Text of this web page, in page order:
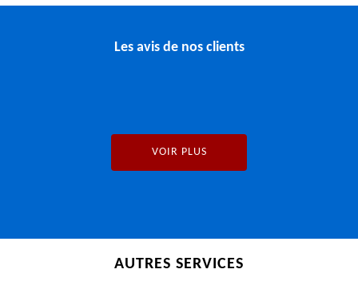
Les avis de nos clients
VOIR PLUS
AUTRES SERVICES